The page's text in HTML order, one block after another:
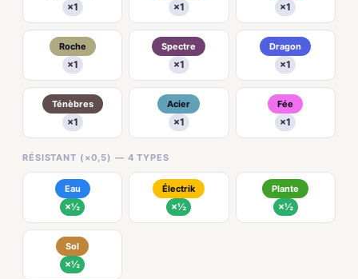
×1 ×1 ×1
Roche
×1
Spectre
×1
Dragon
×1
Ténèbres
×1
Acier
×1
Fée
×1
RÉSISTANT (×0,5) — 4 TYPES
Eau
×½
Électrik
×½
Plante
×½
Sol
×½